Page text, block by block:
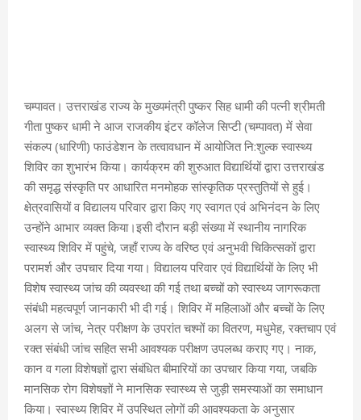
चम्पावत। उत्तराखंड राज्य के मुख्यमंत्री पुष्कर सिह धामी की पत्नी श्रीमती
गीता पुष्कर धामी ने आज राजकीय इंटर कॉलेज सिप्टी (चम्पावत) में सेवा
संकल्प (धारिणी) फाउंडेशन के तत्वावधान में आयोजित नि:शुल्क स्वास्थ्य
शिविर का शुभारंभ किया। कार्यक्रम की शुरुआत विद्यार्थियों द्वारा उत्तराखंड
की समृद्ध संस्कृति पर आधारित मनमोहक सांस्कृतिक प्रस्तुतियों से हुई।
क्षेत्रवासियों व विद्यालय परिवार द्वारा किए गए स्वागत एवं अभिनंदन के लिए
उन्होंने आभार व्यक्त किया।इसी दौरान बड़ी संख्या में स्थानीय नागरिक
स्वास्थ्य शिविर में पहुंचे, जहाँ राज्य के वरिष्ठ एवं अनुभवी चिकित्सकों द्वारा
परामर्श और उपचार दिया गया। विद्यालय परिवार एवं विद्यार्थियों के लिए भी
विशेष स्वास्थ्य जांच की व्यवस्था की गई तथा बच्चों को स्वास्थ्य जागरूकता
संबंधी महत्वपूर्ण जानकारी भी दी गई। शिविर में महिलाओं और बच्चों के लिए
अलग से जांच, नेत्र परीक्षण के उपरांत चश्मों का वितरण, मधुमेह, रक्तचाप एवं
रक्त संबंधी जांच सहित सभी आवश्यक परीक्षण उपलब्ध कराए गए। नाक,
कान व गला विशेषज्ञों द्वारा संबंधित बीमारियों का उपचार किया गया, जबकि
मानसिक रोग विशेषज्ञों ने मानसिक स्वास्थ्य से जुड़ी समस्याओं का समाधान
किया। स्वास्थ्य शिविर में उपस्थित लोगों की आवश्यकता के अनुसार